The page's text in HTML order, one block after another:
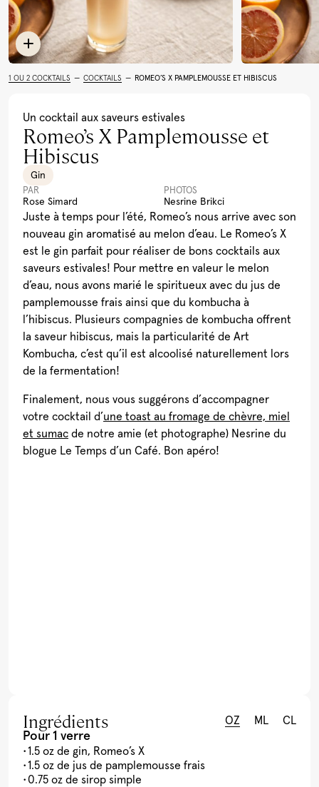
Limoncello
Toutes les recettes
1 OU 2 COCKTAILS — COCKTAILS — ROMEO’S X PAMPLEMOUSSE ET HIBISCUS
Un cocktail aux saveurs estivales
Romeo’s X Pamplemousse et
Hibiscus
Gin
PAR
Rose Simard
PHOTOS
Nesrine Brikci
Juste à temps pour l’été, Romeo’s nous arrive avec son
nouveau gin aromatisé au melon d’eau. Le Romeo’s X
est le gin parfait pour réaliser de bons cocktails aux
saveurs estivales! Pour mettre en valeur le melon
d’eau, nous avons marié le spiritueux avec du jus de
pamplemousse frais ainsi que du kombucha à
l’hibiscus. Plusieurs compagnies de kombucha offrent
la saveur hibiscus, mais la particularité de Art
Kombucha, c’est qu’il est alcoolisé naturellement lors
de la fermentation!
Finalement, nous vous suggérons d’accompagner
votre cocktail d’une toast au fromage de chèvre, miel
et sumac de notre amie (et photographe) Nesrine du
blogue Le Temps d’un Café. Bon apéro!
Ingrédients OZ ML CL
Pour 1 verre
1.5 oz de gin, Romeo’s X
1.5 oz de jus de pamplemousse frais
0.75 oz de sirop simple
Cocktail Festif à la
Grenade
Léopard En Ski Tonic
(Boire le Québec)
Lait de Poule Québécois